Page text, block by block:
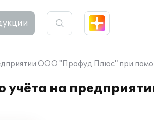
ООО "Профуд Плюс" при
учёта на